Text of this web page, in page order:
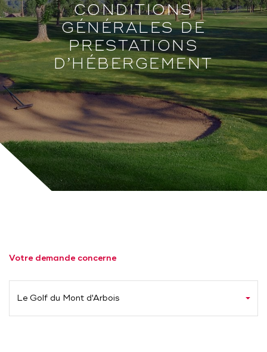
CONDITIONS
GÉNÉRALES DE
PRESTATIONS
D’HÉBERGEMENT
Votre demande concerne